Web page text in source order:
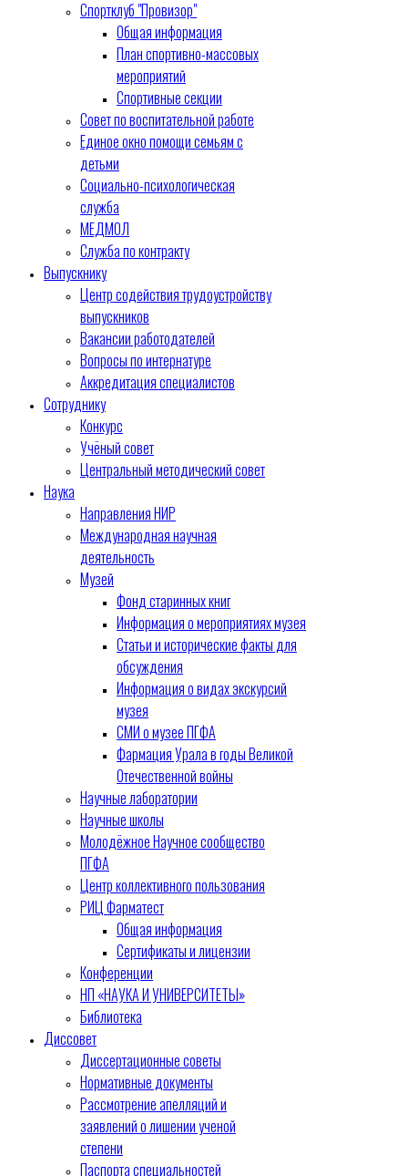
Спортклуб "Провизор"
Общая информация
План спортивно-массовых
мероприятий
Спортивные секции
Совет по воспитательной работе
Единое окно помощи семьям с
детьми
Социально-психологическая
служба
МЕДМОЛ
Служба по контракту
Выпускнику
Центр содействия трудоустройству
выпускников
Вакансии работодателей
Вопросы по интернатуре
Аккредитация специалистов
Сотруднику
Конкурс
Учёный совет
Центральный методический совет
Наука
Направления НИР
Международная научная
деятельность
Музей
Фонд старинных книг
Информация о мероприятиях музея
Статьи и исторические факты для
обсуждения
Информация о видах экскурсий
музея
СМИ о музее ПГФА
Фармация Урала в годы Великой
Отечественной войны
Научные лаборатории
Научные школы
Молодёжное Научное сообщество
ПГФА
Центр коллективного пользования
РИЦ Фарматест
Общая информация
Сертификаты и лицензии
Конференции
НП «НАУКА И УНИВЕРСИТЕТЫ»
Библиотека
Диссовет
Диссертационные советы
Нормативные документы
Рассмотрение апелляций и
заявлений о лишении ученой
степени
Паспорта специальностей